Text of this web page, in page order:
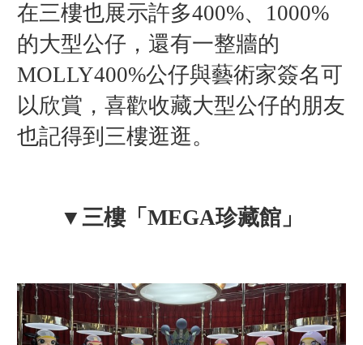
在三樓也展示許多400%、1000%
的大型公仔，還有一整牆的
MOLLY400%公仔與藝術家簽名可
以欣賞，喜歡收藏大型公仔的朋友
也記得到三樓逛逛。
▼三樓「MEGA珍藏館」